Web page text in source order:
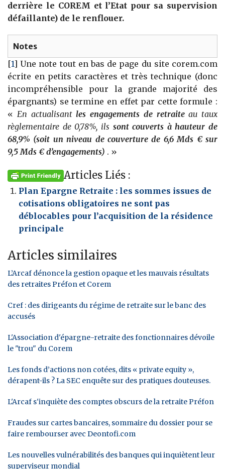
derrière le COREM et l’Etat pour sa supervision
défaillante) de le renflouer.
Notes
[1] Une note tout en bas de page du site corem.com
écrite en petits caractères et très technique (donc
incompréhensible pour la grande majorité des
épargnants) se termine en effet par cette formule :
« En actualisantles engagements de retraiteau taux
règlementaire de 0,78%, ils sont couverts à hauteur de
68,9% (soit un niveau de couverture de 6,6 Mds € sur
9,5 Mds € d’engagements) . »
Articles Liés :
Plan Epargne Retraite : les sommes issues de
cotisations obligatoires ne sont pas
déblocables pour l’acquisition de la résidence
principale
Articles similaires
L’Arcaf dénonce la gestion opaque et les mauvais résultats
des retraites Préfon et Corem
Cref : des dirigeants du régime de retraite sur le banc des
accusés
L'Association d'épargne-retraite des fonctionnaires dévoile
le "trou" du Corem
Les fonds d’actions non cotées, dits « private equity »,
dérapent-ils ? La SEC enquête sur des pratiques douteuses.
L'Arcaf s'inquiète des comptes obscurs de la retraite Préfon
Fraudes sur cartes bancaires, sommaire du dossier pour se
faire rembourser avec Deontofi.com
Les nouvelles vulnérabilités des banques qui inquiètent leur
superviseur mondial